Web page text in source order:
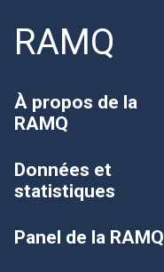
RAMQ
À propos de la
RAMQ
Données et
statistiques
Panel de la RAMQ